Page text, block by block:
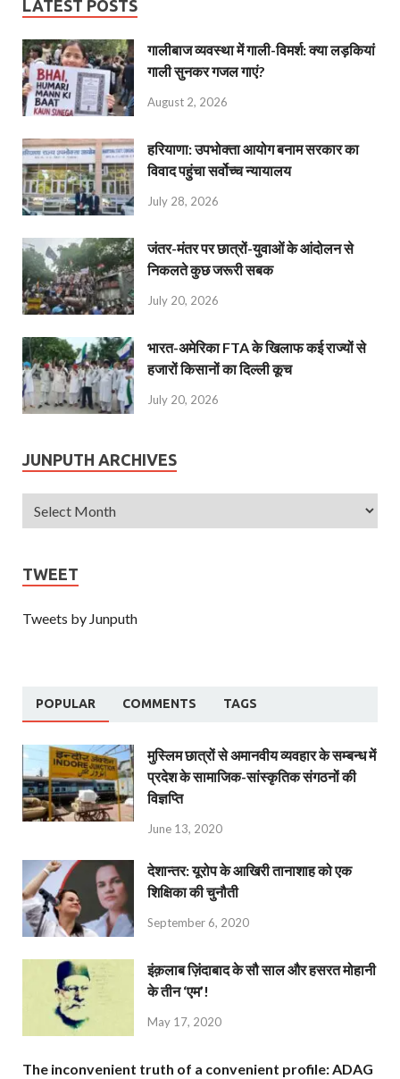
LATEST POSTS
गालीबाज व्‍यवस्‍था में गाली-विमर्श: क्या लड़कियां
गाली सुनकर गजल गाएं?
August 2, 2026
हरियाणा: उपभोक्ता आयोग बनाम सरकार का
विवाद पहुंचा सर्वोच्च न्यायालय
July 28, 2026
जंतर-मंतर पर छात्रों-युवाओं के आंदोलन से
निकलते कुछ जरूरी सबक
July 20, 2026
भारत-अमेरिका FTA के खिलाफ कई राज्यों से
हजारों किसानों का दिल्ली कूच
July 20, 2026
JUNPUTH ARCHIVES
TWEET
Tweets by Junputh
POPULAR COMMENTS TAGS
मुस्लिम छात्रों से अमानवीय व्यवहार के सम्बन्ध में
प्रदेश के सामाजिक-सांस्कृतिक संगठनों की
विज्ञप्ति
June 13, 2020
देशान्‍तर: यूरोप के आखिरी तानाशाह को एक
शिक्षिका की चुनौती
September 6, 2020
इंक़लाब ज़िंदाबाद के सौ साल और हसरत मोहानी
के तीन ‘एम’!
May 17, 2020
The inconvenient truth of a convenient profile: ADAG